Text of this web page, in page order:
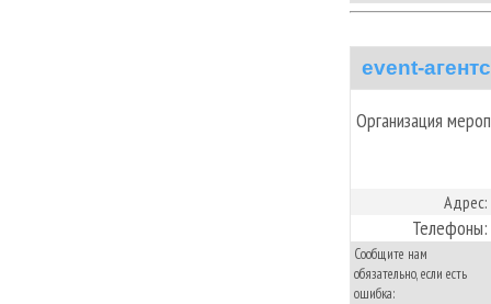
event-
Организация
Адрес:
Телефоны:
Сообщите нам
обязательно, если есть
ошибка: